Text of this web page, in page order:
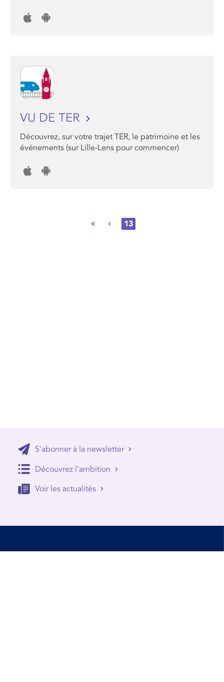
VU DE TER
Découvrez, sur votre trajet TER, le patrimoine et les
événements (sur Lille-Lens pour commencer)
13
S'abonner à la newsletter
Découvrez l'ambition
Voir les actualités